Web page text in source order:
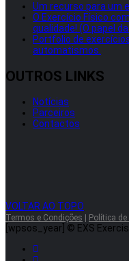
Um recurso para um
O Exercício Físico
qualidade! (O papel
Portfolio de
automatismos.
OUTROS LINKS
Notícias
Parceiros
Contactos
VOLTAR AO TOPO
Termos e Condições Política
[wpsos_year] © EXS